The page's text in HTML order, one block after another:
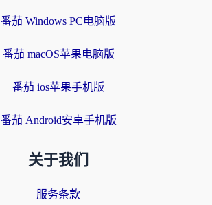
番茄 Windows PC电脑版
番茄 macOS苹果电脑版
番茄 ios苹果手机版
番茄 Android安卓手机版
关于我们
服务条款